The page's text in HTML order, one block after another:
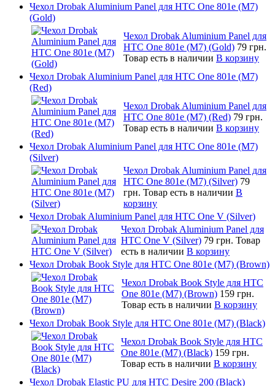
Чехол Drobak Aluminium Panel для HTC One 801e (M7)
(Gold)
Чехол Drobak Aluminium Panel для
HTC One 801e (M7) (Gold) 79 грн.
Товар есть в наличии В корзину
Чехол Drobak Aluminium Panel для HTC One 801e (M7)
(Red)
Чехол Drobak Aluminium Panel для
HTC One 801e (M7) (Red) 79 грн.
Товар есть в наличии В корзину
Чехол Drobak Aluminium Panel для HTC One 801e (M7)
(Silver)
Чехол Drobak Aluminium Panel для
HTC One 801e (M7) (Silver) 79
грн. Товар есть в наличии В
корзину
Чехол Drobak Aluminium Panel для HTC One V (Silver)
Чехол Drobak Aluminium Panel для
HTC One V (Silver) 79 грн. Товар
есть в наличии В корзину
Чехол Drobak Book Style для HTC One 801e (M7) (Brown)
Чехол Drobak Book Style для HTC
One 801e (M7) (Brown) 159 грн.
Товар есть в наличии В корзину
Чехол Drobak Book Style для HTC One 801e (M7) (Black)
Чехол Drobak Book Style для HTC
One 801e (M7) (Black) 159 грн.
Товар есть в наличии В корзину
Чехол Drobak Elastic PU для HTC Desire 200 (Black)